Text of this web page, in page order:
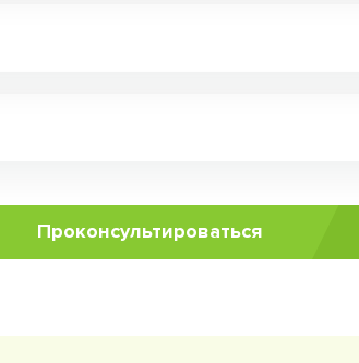
Проконсультироваться